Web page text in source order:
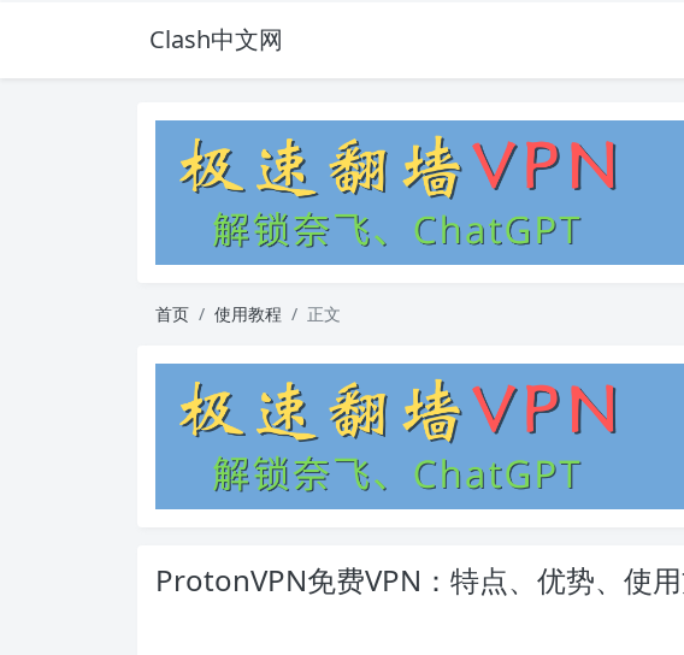
Clash中文网
首页 使用教程 正文
ProtonVPN免费VPN：特点、优势、使